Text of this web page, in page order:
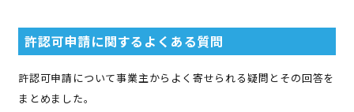
許認可申請に関するよくある質問
許認可申請について事業主からよく寄せられる疑問とその回答を
まとめました。